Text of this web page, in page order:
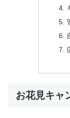
お花見キャ